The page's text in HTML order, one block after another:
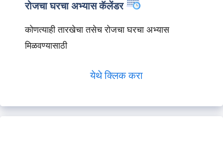
रोजचा घरचा अभ्यास कॅलेंडर
कोणत्याही तारखेचा तसेच रोजचा घरचा अभ्यास
मिळवण्यासाठी
येथे क्लिक करा